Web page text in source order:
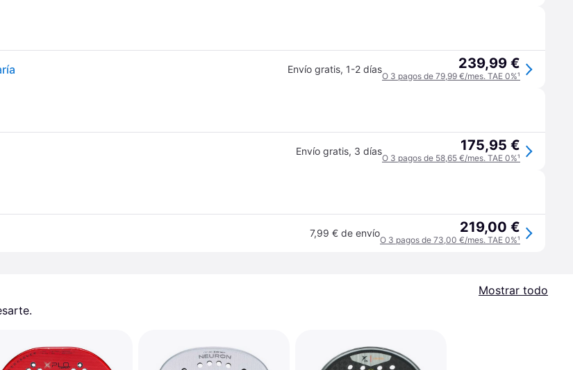
Envío gratis, 1-2 días 239,99 €
O 3 pagos de 79,99 €/mes. TAE 0%¹
Envío gratis, 3 días 175,95 €
O 3 pagos de 58,65 €/mes. TAE 0%¹
7,99 € de envío 219,00 €
O 3 pagos de 73,00 €/mes. TAE 0%¹
Mostrar todo